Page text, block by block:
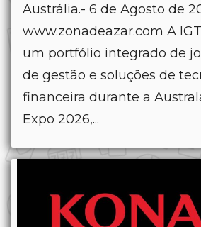
Austrália.- 6 de Agosto de
www.zonadeazar.com A
um portfólio integrado de
de gestão e soluções de
financeira durante a
Expo 2026,...